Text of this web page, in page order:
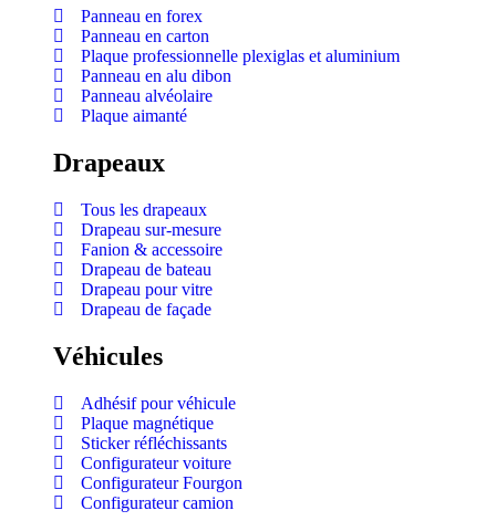
Panneau en forex
Panneau en carton
Plaque professionnelle plexiglas et aluminium
Panneau en alu dibon
Panneau alvéolaire
Plaque aimanté
Drapeaux
Tous les drapeaux
Drapeau sur-mesure
Fanion & accessoire
Drapeau de bateau
Drapeau pour vitre
Drapeau de façade
Véhicules
Adhésif pour véhicule
Plaque magnétique
Sticker réfléchissants
Configurateur voiture
Configurateur Fourgon
Configurateur camion